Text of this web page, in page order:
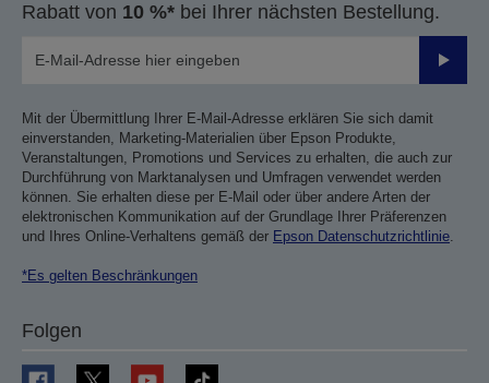
Rabatt von 10 %* bei Ihrer nächsten Bestellung.
Mit der Übermittlung Ihrer E-Mail-Adresse erklären Sie sich damit
einverstanden, Marketing-Materialien über Epson Produkte,
Veranstaltungen, Promotions und Services zu erhalten, die auch zur
Durchführung von Marktanalysen und Umfragen verwendet werden
können. Sie erhalten diese per E-Mail oder über andere Arten der
elektronischen Kommunikation auf der Grundlage Ihrer Präferenzen
und Ihres Online-Verhaltens gemäß der Epson Datenschutzrichtlinie.
*Es gelten Beschränkungen
Folgen